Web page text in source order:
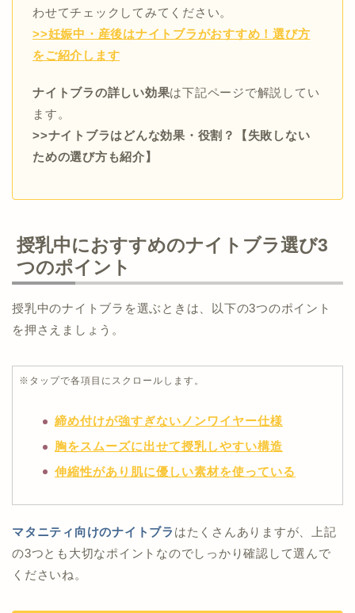
わせてチェックしてみてください。
>>妊娠中・産後はナイトブラがおすすめ！選び方
をご紹介します
ナイトブラの詳しい効果は下記ページで解説してい
ます。
>>ナイトブラはどんな効果・役割？【失敗しない
ための選び方も紹介】
授乳中におすすめのナイトブラ選び3
つのポイント
授乳中のナイトブラを選ぶときは、以下の3つのポイント
を押さえましょう。
※タップで各項目にスクロールします。
締め付けが強すぎないノンワイヤー仕様
胸をスムーズに出せて授乳しやすい構造
伸縮性があり肌に優しい素材を使っている
マタニティ向けのナイトブラ はたくさんありますが、上記
の3つとも大切なポイントなのでしっかり確認して選んで
くださいね。